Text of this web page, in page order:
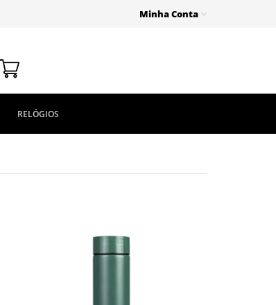
Minha Conta
RELÓGIOS